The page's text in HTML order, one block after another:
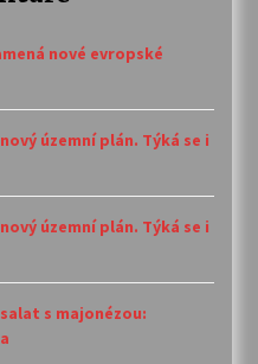
nové evropské
územní plán. Týká se i
územní plán. Týká se i
s majonézou: